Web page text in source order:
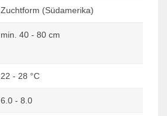
Zuchtform (Südamerika)
min. 40 - 80 cm
22 - 28 °C
6.0 - 8.0